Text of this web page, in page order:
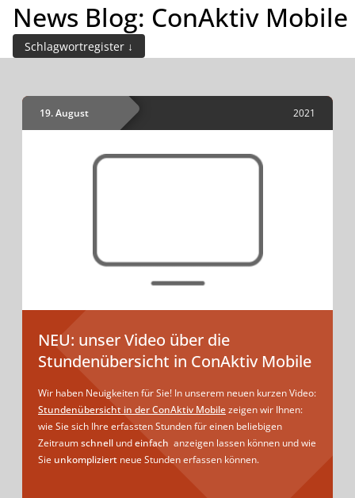
INHALTE Demo buchen
News Blog: ConAktiv Mobile
Schlagwortregister
19. August 2021
NEU: unser Video über die
Stundenübersicht in ConAktiv Mobile
Wir haben Neuigkeiten für Sie! In unserem neuen kurzen Video:
Stundenübersicht in der ConAktiv Mobilezeigen wir Ihnen:
wie Sie sich Ihre erfassten Stunden für einen beliebigen
Zeitraumschnell undeinfach anzeigen lassen können und wie
Sie unkompliziert neue Stunden erfassen können.